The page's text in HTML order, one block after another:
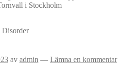
i Stockholm
av admin — Lämna en kommentar